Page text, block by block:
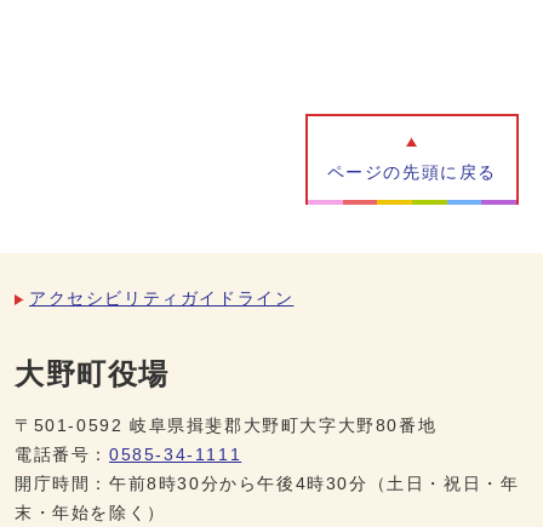
ページの先頭に戻る
アクセシビリティガイドライン
大野町役場
〒501-0592 岐阜県揖斐郡大野町大字大野80番地
電話番号： 0585-34-1111
開庁時間：午前8時30分から午後4時30分（土日・祝日・年
末・年始を除く）